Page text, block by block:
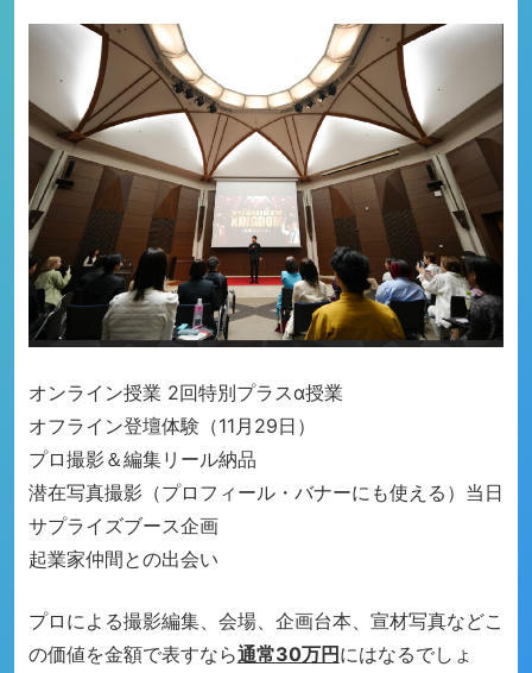
オンライン授業 2回特別プラスα授業
オフライン登壇体験（11月29日）
プロ撮影＆編集リール納品
潜在写真撮影（プロフィール・バナーにも使える） 当日
サプライズブース企画
起業家仲間との出会い
プロによる撮影編集、会場、企画台本、宣材写真などこ
の価値を金額で表すなら通常30万円にはなるでしょ